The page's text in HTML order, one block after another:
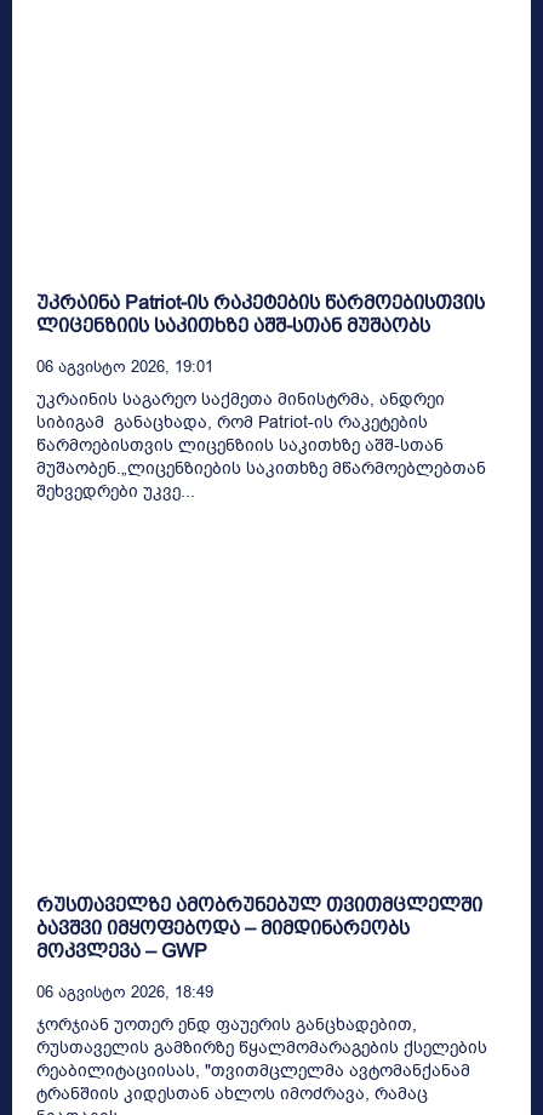
უკრაინა Patriot-ის რაკეტების წარმოებისთვის
ლიცენზიის საკითხზე აშშ-სთან მუშაობს
06 Აგვისტო 2026, 19:01
უკრაინის საგარეო საქმეთა მინისტრმა, ანდრეი
სიბიგამ განაცხადა, რომ Patriot-ის რაკეტების
წარმოებისთვის ლიცენზიის საკითხზე აშშ-სთან
მუშაობენ.„ლიცენზიების საკითხზე მწარმოებლებთან
შეხვედრები უკვე...
რუსთაველზე ამობრუნებულ თვითმცლელში
ბავშვი იმყოფებოდა – მიმდინარეობს
მოკვლევა – GWP
06 Აგვისტო 2026, 18:49
ჯორჯიან უოთერ ენდ ფაუერის განცხადებით,
რუსთაველის გამზირზე წყალმომარაგების ქსელების
რეაბილიტაციისას, "თვითმცლელმა ავტომანქანამ
ტრანშიის კიდესთან ახლოს იმოძრავა, რამაც